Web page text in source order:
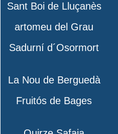
Sant Boi de Lluçanès
artomeu del Grau
Sadurní d´Osormort
La Nou de Berguedà
Fruitós de Bages